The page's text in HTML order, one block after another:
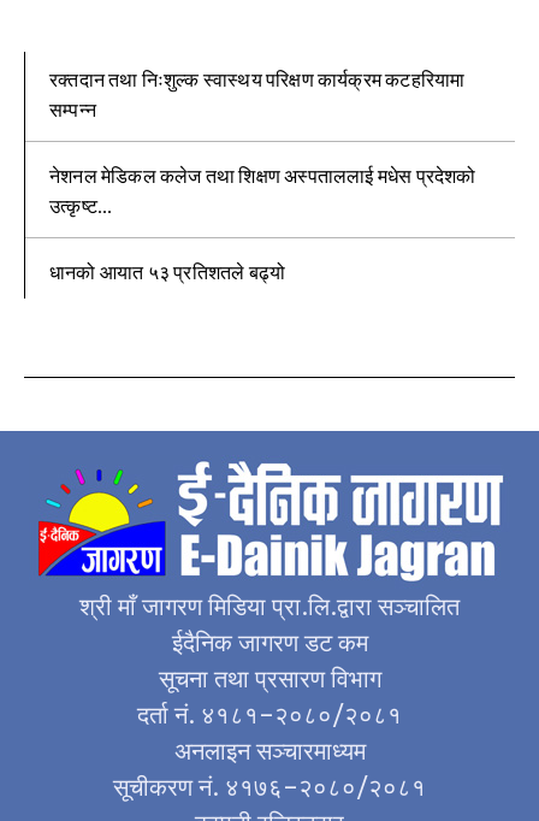
रक्तदान तथा निःशुल्क स्वास्थय परिक्षण कार्यक्रम कटहरियामा
सम्पन्न
नेशनल मेडिकल कलेज तथा शिक्षण अस्पताललाई मधेस प्रदेशको
उत्कृष्ट...
धानको आयात ५३ प्रतिशतले बढ्यो
श्री माँ जागरण मिडिया प्रा.लि.द्वारा सञ्चालित
ईदैनिक जागरण डट कम
सूचना तथा प्रसारण विभाग
दर्ता नं. ४१८१–२०८०/२०८१
अनलाइन सञ्चारमाध्यम
सूचीकरण नं. ४१७६–२०८०/२०८१